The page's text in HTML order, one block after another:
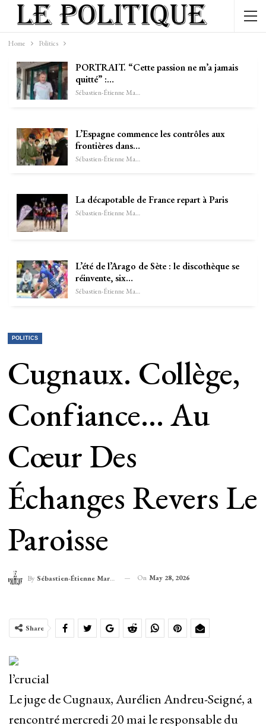
Home Politics
PORTRAIT. “Cette passion ne m’a jamais
quitté” :…
Sébastien-Étienne Marechal
L’Espagne commence les contrôles aux
frontières dans…
Sébastien-Étienne Marechal
La décapotable de France repart à Paris
Sébastien-Étienne Marechal
L’été de l’Arago de Sète : le discothèque se
réinvente, six…
Sébastien-Étienne Marechal
POLITICS
Cugnaux. Collège,
Confiance… Au
Cœur Des
Échanges Revers Le
Paroisse
By Sébastien-Étienne Marechal On May 28, 2026
Share
l’crucial
Le juge de Cugnaux, Aurélien Andreu-Seigné, a
rencontré mercredi 20 mai le responsable du